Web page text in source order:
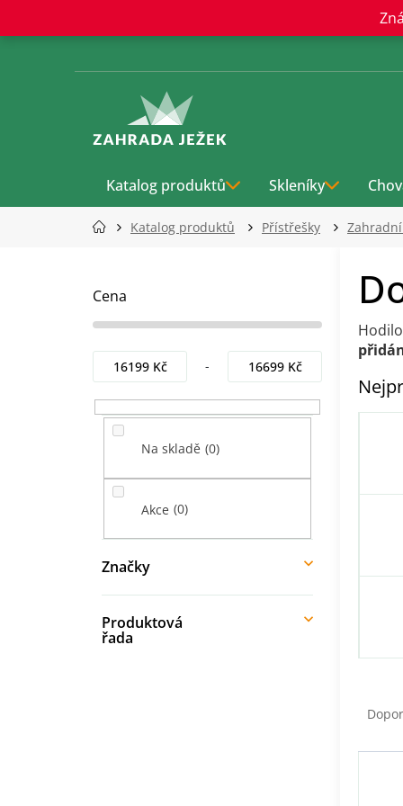
obsah
Katalog produktů Skleníky
Katalog produktů Přístřešky
Cena
16199Kč 16699Kč
Na skladě 0
Akce 0
Značky
Produktová
řada
e
V